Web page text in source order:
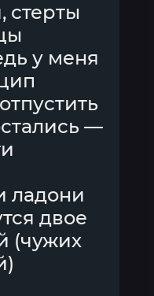
стерты
у меня
—
ладони
двое
(чужих